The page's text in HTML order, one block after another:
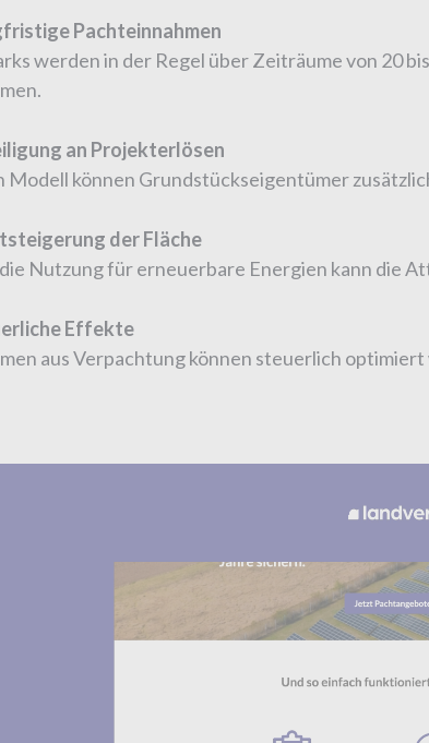
Pachteinnahmen
werden in der Regel über Zeiträume von 20
an Projekterlösen
Modell können Grundstückseigentümer
der Fläche
Nutzung für erneuerbare Energien kann die
Effekte
aus Verpachtung können steuerlich